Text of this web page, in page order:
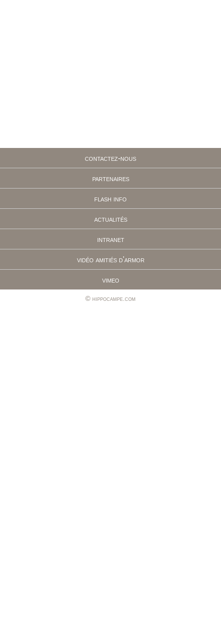
contactez-nous
partenaires
flash info
actualités
intranet
vidéo amitiés d'armor
vimeo
hippocampe.com